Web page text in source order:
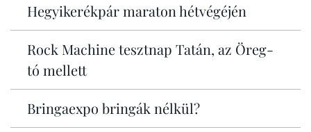
Hegyikerékpár maraton hétvégéjén
Rock Machine tesztnap Tatán, az Öreg-
tó mellett
Bringaexpo bringák nélkül?